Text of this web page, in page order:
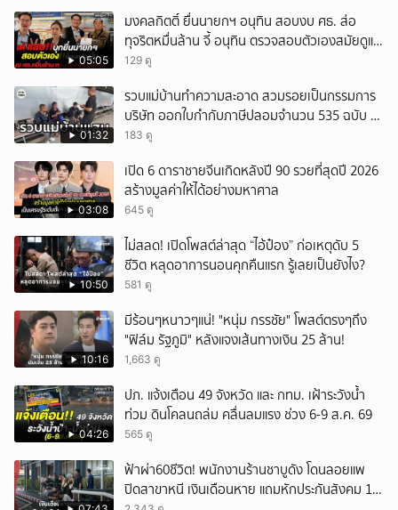
05:05
มงคลกิตติ์ ยื่นนายกฯ อนุทิน สอบงบ ศธ. ส่อ
ทุจริตหมื่นล้าน จี้ อนุทิน ตรวจสอบตัวเองสมัยดูแล
ศธ.
129 ดู
01:32
รวบแม่บ้านทำความสะอาด สวมรอยเป็นกรรมการ
บริษัท ออกใบกำกับภาษีปลอมจำนวน 535 ฉบับ รัฐ
เสียหายกว่า 129 ล้านบาท
183 ดู
03:08
เปิด 6 ดาราชายจีนเกิดหลังปี 90 รวยที่สุดปี 2026
สร้างมูลค่าให้ได้อย่างมหาศาล
645 ดู
10:50
ไม่สลด! เปิดโพสต์ล่าสุด “ไอ้ป๋อง” ก่อเหตุดับ 5
ชีวิต หลุดอาการนอนคุกคืนแรก รู้เลยเป็นยังไง?
581 ดู
10:16
มีร้อนๆหนาวๆแน่! "หนุ่ม กรรชัย" โพสต์ตรงๆถึง
"ฟิล์ม รัฐภูมิ" หลังแจงเส้นทางเงิน 25 ล้าน!
1,663 ดู
04:26
ปภ. แจ้งเตือน 49 จังหวัด และ กทม. เฝ้าระวังน้ำ
ท่วม ดินโคลนถล่ม คลื่นลมแรง ช่วง 6-9 ส.ค. 69
565 ดู
ฟ้าผ่า60ชีวิต! พนักงานร้านชาบูดัง โดนลอยแพ
ปิดสาขาหนี เงินเดือนหาย แถมหักประกันสังคม 11